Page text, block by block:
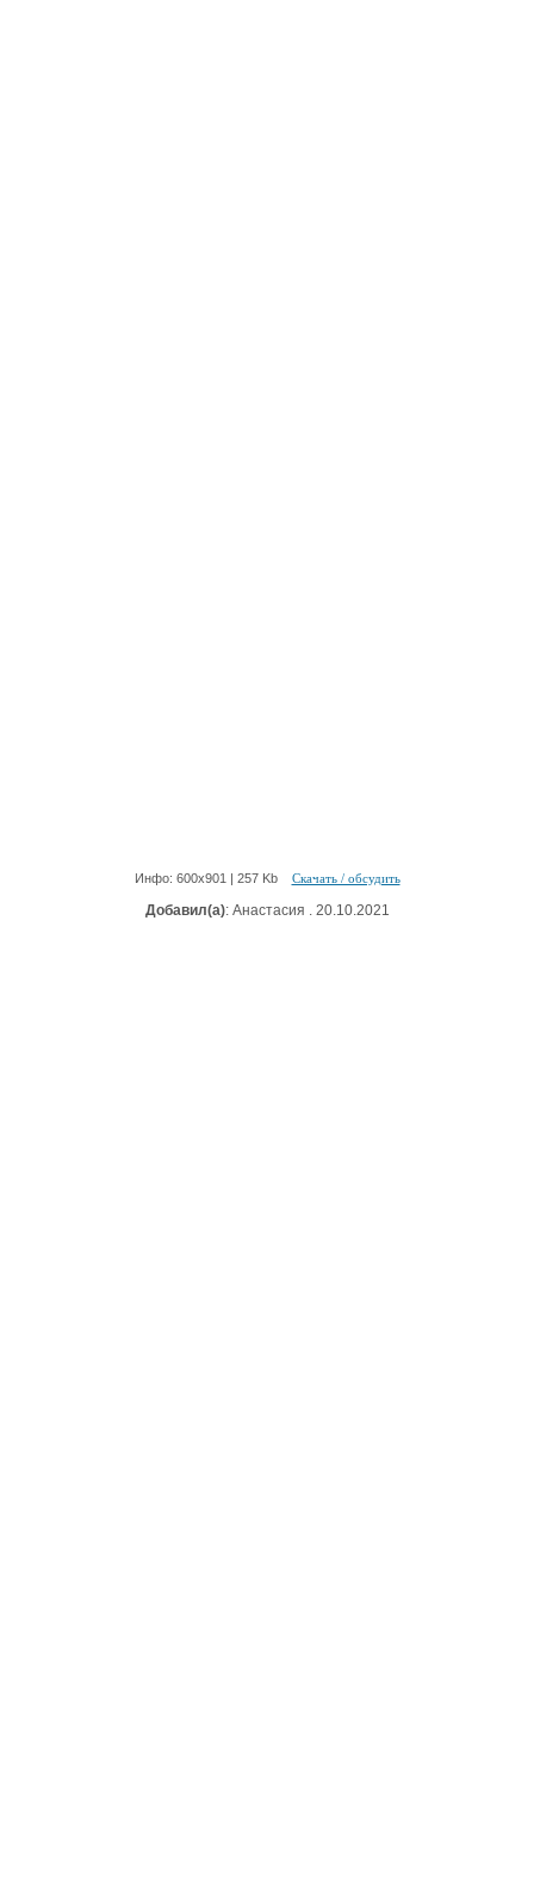
Инфо: 600х901 | 257 Kb Скачать / обсудить
Добавил(а): Анастасия . 20.10.2021